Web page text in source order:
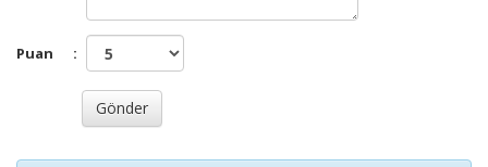
Puan :